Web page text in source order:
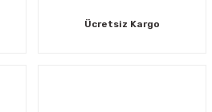
Ücretsiz Kargo